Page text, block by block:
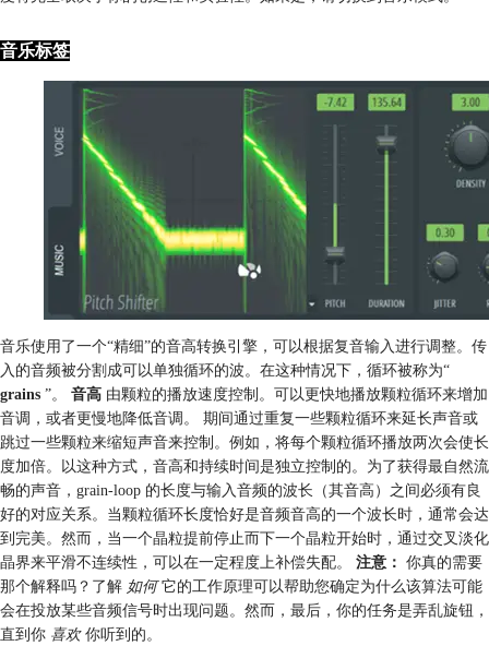
音乐标签
音乐使用了一个“精细”的音高转换引擎，可以根据复音输入进行调整。传
入的音频被分割成可以单独循环的波。在这种情况下，循环被称为“
grains ”。 音高 由颗粒的播放速度控制。可以更快地播放颗粒循环来增加
音调，或者更慢地降低音调。
期间通过重复一些颗粒循环来延长声音或
跳过一些颗粒来缩短声音来控制。例如，将每个颗粒循环播放两次会使长
度加倍。以这种方式，音高和持续时间是独立控制的。为了获得最自然流
畅的声音，grain-loop 的长度与输入音频的波长（其音高）之间必须有良
好的对应关系。当颗粒循环长度恰好是音频音高的一个波长时，通常会达
到完美。然而，当一个晶粒提前停止而下一个晶粒开始时，通过交叉淡化
晶界来平滑不连续性，可以在一定程度上补偿失配。 注意： 你真的需要
那个解释吗？了解 如何它的工作原理可以帮助您确定为什么该算法可能
会在投放某些音频信号时出现问题。然而，最后，你的任务是弄乱旋钮，
直到你 喜欢你听到的。